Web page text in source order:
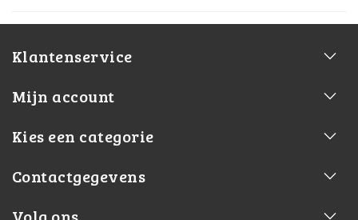
Klantenservice
Mijn account
Kies een categorie
Contactgegevens